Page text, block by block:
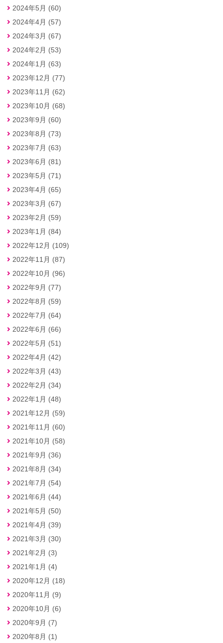
2024年5月 (60)
2024年4月 (57)
2024年3月 (67)
2024年2月 (53)
2024年1月 (63)
2023年12月 (77)
2023年11月 (62)
2023年10月 (68)
2023年9月 (60)
2023年8月 (73)
2023年7月 (63)
2023年6月 (81)
2023年5月 (71)
2023年4月 (65)
2023年3月 (67)
2023年2月 (59)
2023年1月 (84)
2022年12月 (109)
2022年11月 (87)
2022年10月 (96)
2022年9月 (77)
2022年8月 (59)
2022年7月 (64)
2022年6月 (66)
2022年5月 (51)
2022年4月 (42)
2022年3月 (43)
2022年2月 (34)
2022年1月 (48)
2021年12月 (59)
2021年11月 (60)
2021年10月 (58)
2021年9月 (36)
2021年8月 (34)
2021年7月 (54)
2021年6月 (44)
2021年5月 (50)
2021年4月 (39)
2021年3月 (30)
2021年2月 (3)
2021年1月 (4)
2020年12月 (18)
2020年11月 (9)
2020年10月 (6)
2020年9月 (7)
2020年8月 (1)